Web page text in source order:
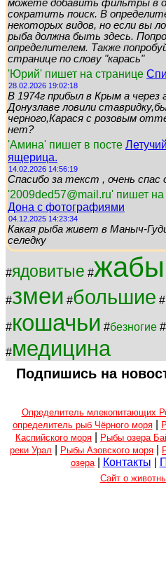
можете добавить фильтры в
сократить поиск. В
некоторых видов, но если вы
рыба должна быть здесь.
определителем. Также
странице по слову "карась"
'Юрий' пишет на странице
28.02.2026 19:02:18
В 1974г прибыл в Крым а через
Донузлаве ловили
черного,Карася с розовым
нет?
'Амина' пишет в посте
ящерица.
14.02.2026 14:56:19
Спасибо за текст , очень спас
'2009ded57@mail.ru' пишет на
Дона с фотографиями
04.12.2025 14:23:34
Какая рыба живет в Маныч-
селедку
#ядовитые #жабы
#змеи #большие #
#кошачьи #безногие #
#медицина
Подпишись на
Определитель млекопитающих
определитель рыб Чёрного моря|
Каспийского моря
Рыбы озера
реки Урал
Рыбы Азовского моря
озера| Контакты
Сайт о